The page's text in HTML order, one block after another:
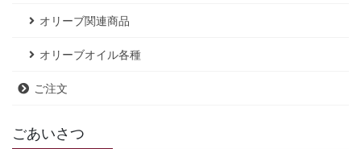
オリーブ関連商品
オリーブオイル各種
ご注文
ごあいさつ